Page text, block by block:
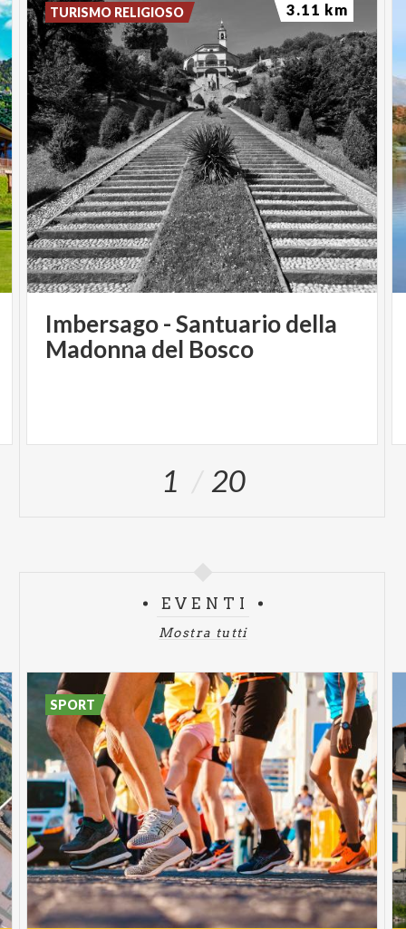
Imbersago - Santuario della
Madonna del Bosco
TURISMO RELIGIOSO 3.11 km
1 20
EVENTI
Mostra tutti
SPORT